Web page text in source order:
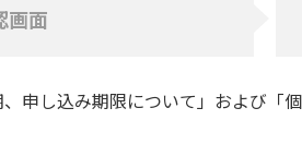
画面
申し込み期限について 」および「